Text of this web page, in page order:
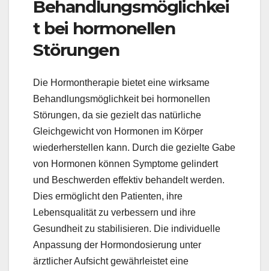
Behandlungsmöglichkei
t bei hormonellen
Störungen
Die Hormontherapie bietet eine wirksame
Behandlungsmöglichkeit bei hormonellen
Störungen, da sie gezielt das natürliche
Gleichgewicht von Hormonen im Körper
wiederherstellen kann. Durch die gezielte Gabe
von Hormonen können Symptome gelindert
und Beschwerden effektiv behandelt werden.
Dies ermöglicht den Patienten, ihre
Lebensqualität zu verbessern und ihre
Gesundheit zu stabilisieren. Die individuelle
Anpassung der Hormondosierung unter
ärztlicher Aufsicht gewährleistet eine